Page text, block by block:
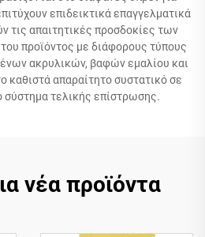
επιδεικτικά επαγγελματικά
τις απαιτητικές προσδοκίες των
προϊόντος με διάφορους τύπους
ακρυλικών, βαφών εμαλίου και
καθιστά απαραίτητο συστατικό σε
τελικής επίστρωσης.
νέα προϊόντα